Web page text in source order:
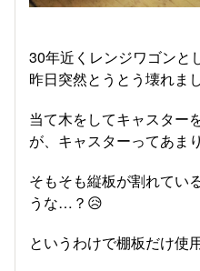
30年近くレンジワゴンと
昨日突然とうとう壊れま
当て木をしてキャスター
が、キャスターってあま
そもそも縦板が割れてい
うな…？😥
というわけで棚板だけ使